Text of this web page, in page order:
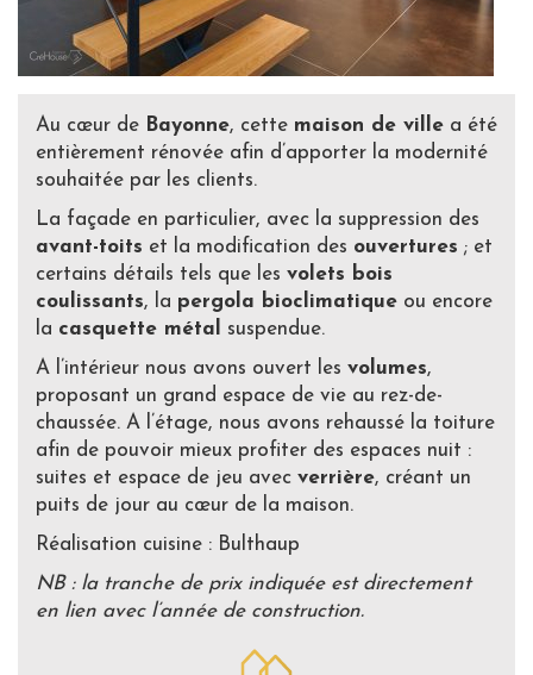
Au cœur de Bayonne, cette maison de ville a été
entièrement rénovée afin d’apporter la modernité
souhaitée par les clients.
La façade en particulier, avec la suppression des
avant-toits et la modification des ouvertures ; et
certains détails tels que les volets bois
coulissants, la pergola bioclimatique ou encore
la casquette métal
suspendue.
A l’intérieur nous avons ouvert les volumes,
proposant un grand espace de vie au rez-de-
chaussée. A l’étage, nous avons rehaussé la toiture
afin de pouvoir mieux profiter des espaces nuit :
suites et espace de jeu avec verrière, créant un
puits de jour au cœur de la maison.
Réalisation cuisine : Bulthaup
NB : la tranche de prix indiquée est directement
en lien avec l’année de construction.